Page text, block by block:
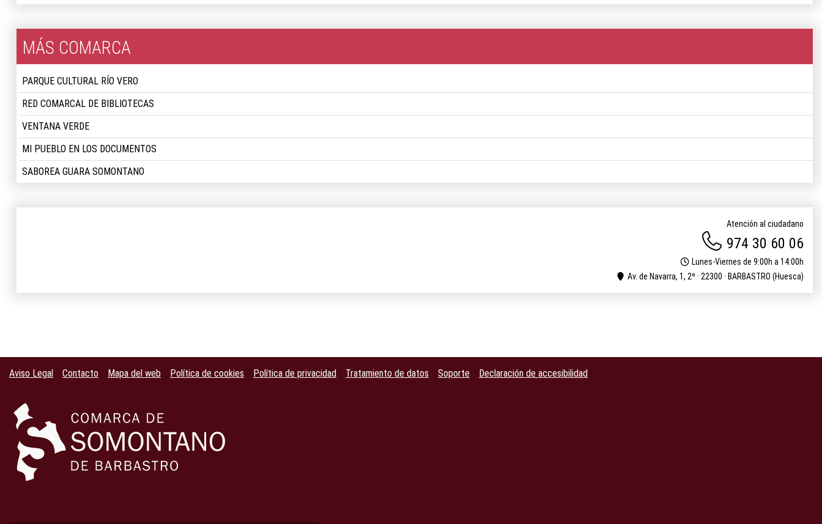
MÁS COMARCA
PARQUE CULTURAL RÍO VERO
RED COMARCAL DE BIBLIOTECAS
VENTANA VERDE
MI PUEBLO EN LOS DOCUMENTOS
SABOREA GUARA SOMONTANO
Atención al ciudadano
974 30 60 06
Lunes-Viernes de 9:00h a 14:00h
Av. de Navarra, 1, 2º · 22300 · BARBASTRO (Huesca)
Aviso Legal Contacto Mapa del web Política de cookies Política de privacidad Tratamiento de datos Soporte Declaración de accesibilidad